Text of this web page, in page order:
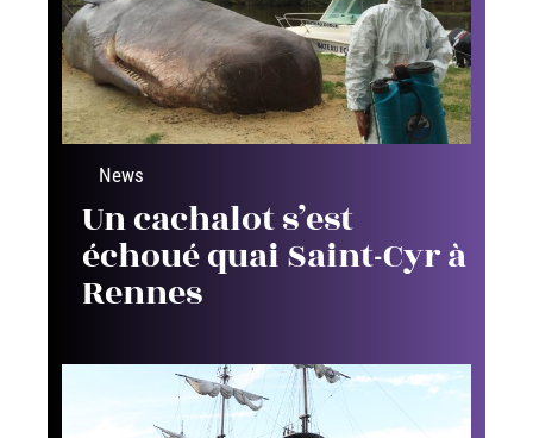
News
Un cachalot s’est
échoué quai Saint-Cyr à
Rennes